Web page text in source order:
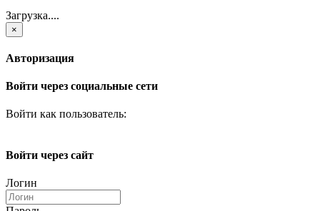
Загрузка....
×
Авторизация
Войти через социальные сети
Войти как пользователь:
Войти через сайт
Логин